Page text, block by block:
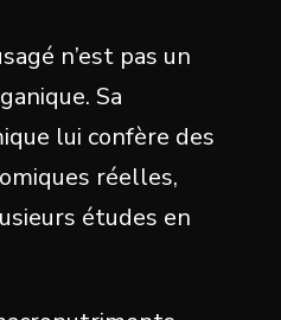
n’est pas un
Sa
lui confère des
réelles,
études en